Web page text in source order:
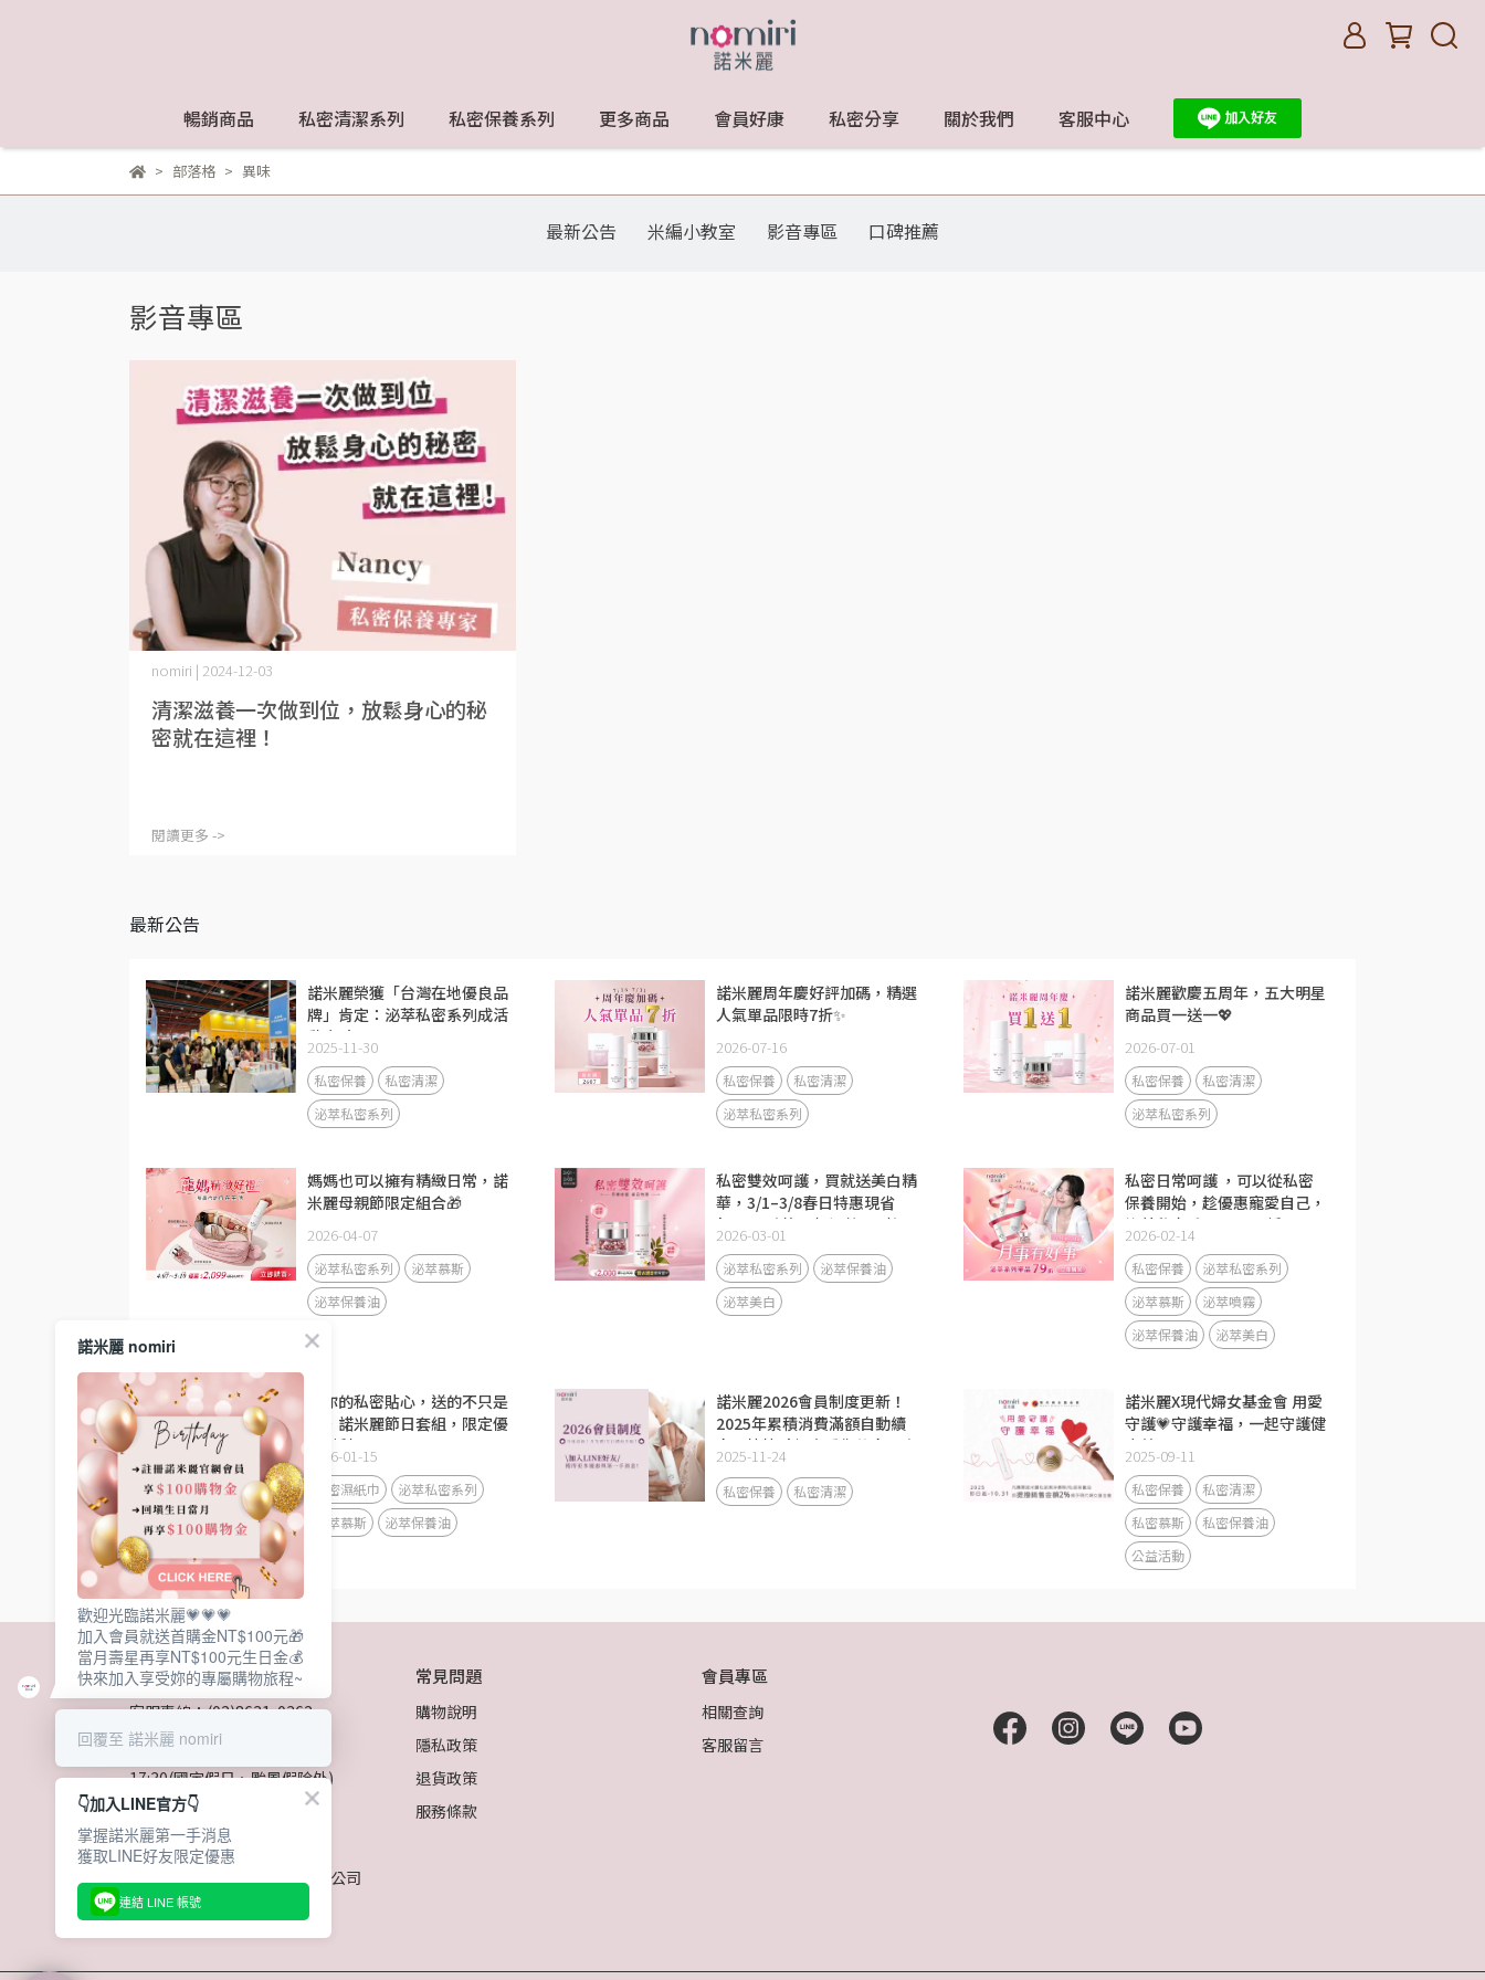
暢銷商品 私密清潔系列 私密保養系列 更多商品 會員好康 私密分享 關於我們 客服中心
部落格 異味
最新公告 米編小教室 影音專區 口碑推薦
影音專區
清潔滋養一次做到位，放鬆身心的秘
密就在這裡！
nomiri | 2024-12-03
閱讀更多 ->
最新公告
諾米麗榮獲「台灣在地優良品
牌」肯定：泌萃私密系列成活
動亮點
2025-11-30
私密保養
私密清潔
泌萃私密系列
諾米麗周年慶好評加碼，精選
人氣單品限時7折✨
2026-07-16
私密保養
私密清潔
泌萃私密系列
諾米麗歡慶五周年，五大明星
商品買一送一💖
2026-07-01
私密保養
私密清潔
泌萃私密系列
媽媽也可以擁有精緻日常，諾
米麗母親節限定組合🎁
2026-04-07
泌萃私密系列
泌萃慕斯
泌萃保養油
私密雙效呵護，買就送美白精
華，3/1–3/8春日特惠現省
$900，陪妳一起調整回到舒
服狀態
2026-03-01
泌萃私密系列
泌萃保養油
泌萃美白
私密日常呵護 ，可以從私密
保養開始，趁優惠寵愛自己，
泌萃私密系列單品79折
2026-02-14
私密保養
泌萃私密系列
泌萃慕斯
泌萃噴霧
泌萃保養油
泌萃美白
懂你的私密貼心，送的不只是
禮，諾米麗節日套組，限定優
惠7折起
2026-01-15
私密濕紙巾
泌萃私密系列
泌萃慕斯
泌萃保養油
諾米麗2026會員制度更新！
2025年累積消費滿額自動續
會，快快點擊查看你的會員資
格！
2025-11-24
私密保養 私密清潔
諾米麗X現代婦女基金會 用愛
守護💗守護幸福，一起守護健
康美麗💕
2025-09-11
私密保養
私密清潔
私密慕斯
私密保養油
公益活動
關於我們
客服專線：(02)8631-0362
客服時間：週一~週五09:30-
17:30(國定假日、颱風假除外)
信箱：service@ur-
projects.com
統一編號：大琬國際股份有限公司
23017030
常見問題
購物說明
隱私政策
退貨政策
服務條款
會員專區
相關查詢
客服留言
諾米麗 nomiri
歡迎光臨諾米麗💗💗💗
加入會員就送首購金NT$100元🎁
當月壽星再享NT$100元生日金💰
快來加入享受妳的專屬購物旅程~
回覆至 諾米麗 nomiri
👇加入LINE官方👇
掌握諾米麗第一手消息
獲取LINE好友限定優惠
連結 LINE 帳號